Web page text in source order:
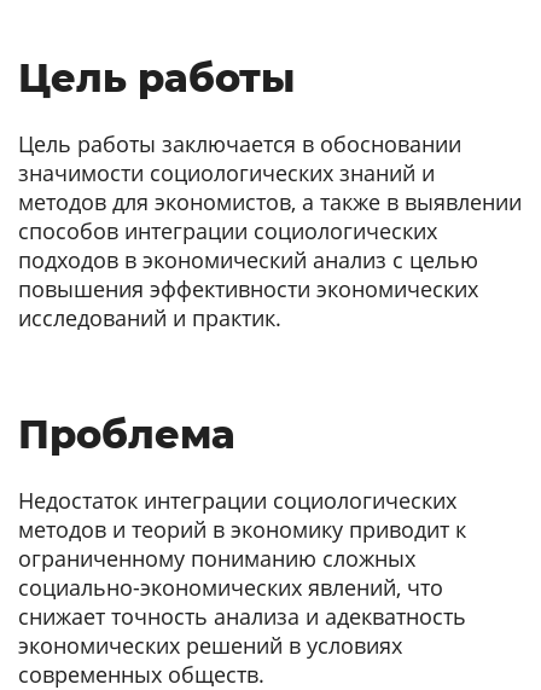
Цель работы
Цель работы заключается в обосновании
значимости социологических знаний и
методов для экономистов, а также в выявлении
способов интеграции социологических
подходов в экономический анализ с целью
повышения эффективности экономических
исследований и практик.
Проблема
Недостаток интеграции социологических
методов и теорий в экономику приводит к
ограниченному пониманию сложных
социально-экономических явлений, что
снижает точность анализа и адекватность
экономических решений в условиях
современных обществ.